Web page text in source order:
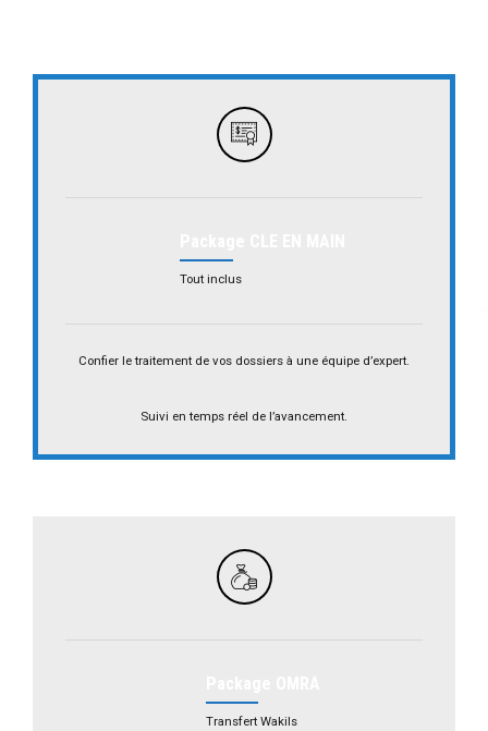
Tout inclus
Confier le traitement de vos dossiers à une équipe d’expert.
Suivi en temps réel de l’avancement.
Transfert Wakils